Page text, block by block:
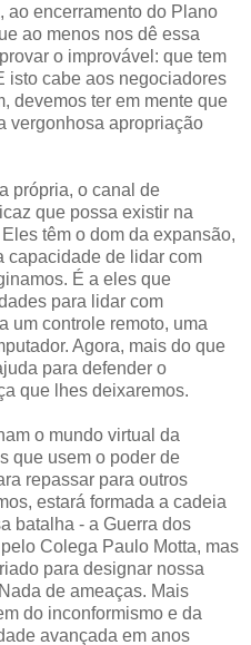
ao encerramento do Plano
ao menos nos dê essa
o improvável: que tem
isto cabe aos negociadores
devemos ter em mente que
vergonhosa apropriação
própria, o canal de
que possa existir na
têm o dom da expansão,
capacidade de lidar com
É a eles que
para lidar com
um controle remoto, uma
Agora, mais do que
para defender o
que lhes deixaremos.
o mundo virtual da
que usem o poder de
repassar para outros
estará formada a cadeia
batalha - a Guerra dos
Colega Paulo Motta, mas
para designar nossa
de ameaças. Mais
do inconformismo e da
avançada em anos